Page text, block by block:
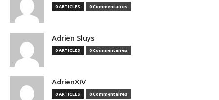
0 ARTICLES 0 Commentaires
Adrien Sluys
0 ARTICLES 0 Commentaires
AdrienXIV
0 ARTICLES 0 Commentaires